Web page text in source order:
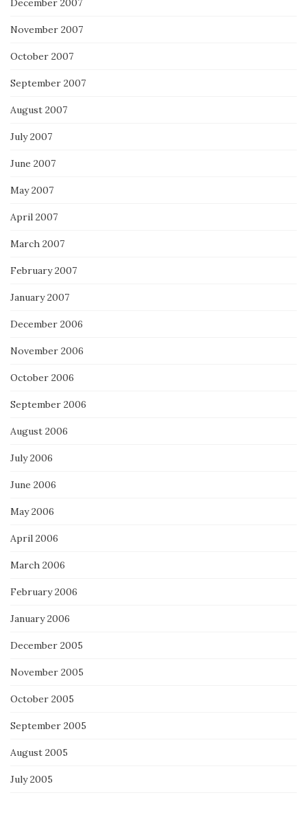
December 2007
November 2007
October 2007
September 2007
August 2007
July 2007
June 2007
May 2007
April 2007
March 2007
February 2007
January 2007
December 2006
November 2006
October 2006
September 2006
August 2006
July 2006
June 2006
May 2006
April 2006
March 2006
February 2006
January 2006
December 2005
November 2005
October 2005
September 2005
August 2005
July 2005